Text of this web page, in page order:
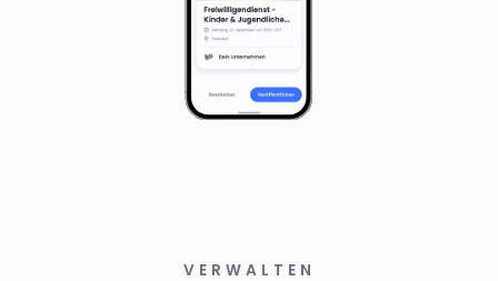
VERWALTEN